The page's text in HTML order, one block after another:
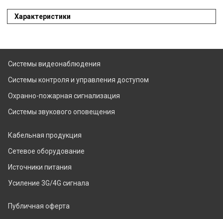
Характеристики
Системы видеонаблюдения
Системы контроля и управления доступом
Охранно-пожарная сигнализация
Системы звукового оповещения
Кабельная продукция
Сетевое оборудование
Источники питания
Усиление 3G/4G сигнала
Публичная оферта